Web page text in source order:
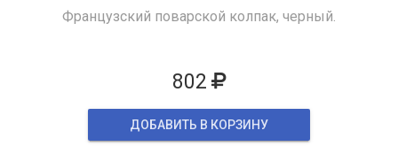
Французский поварской колпак, черный.
802
ДОБАВИТЬ В КОРЗИНУ